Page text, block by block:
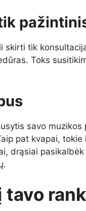
tik
Toks
savo muzikos
pat kvapai,
drąsiai